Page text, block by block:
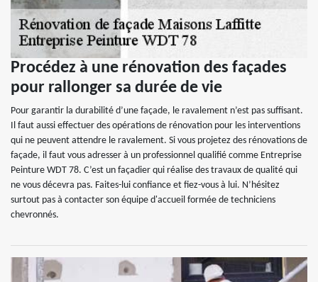
Procédez à une rénovation des façades
pour rallonger sa durée de vie
Pour garantir la durabilité d’une façade, le ravalement n’est pas suffisant.
Il faut aussi effectuer des opérations de rénovation pour les interventions
qui ne peuvent attendre le ravalement. Si vous projetez des rénovations de
façade, il faut vous adresser à un professionnel qualifié comme Entreprise
Peinture WDT 78. C’est un façadier qui réalise des travaux de qualité qui
ne vous décevra pas. Faites-lui confiance et fiez-vous à lui. N’hésitez
surtout pas à contacter son équipe d'accueil formée de techniciens
chevronnés.